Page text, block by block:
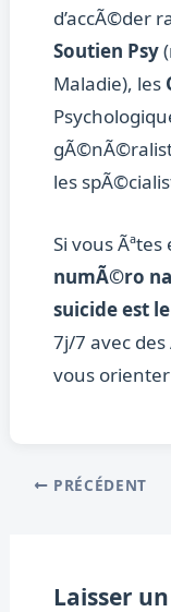
d’accÃ©der
Soutien Psy
Maladie), les
les
Si vous
numÃ©ro
suicide est
7j/7 avec
vous
PRÉCÉDENT
Laisser